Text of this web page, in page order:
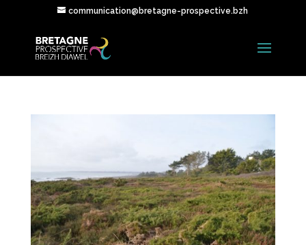
communication@bretagne-prospective.bzh